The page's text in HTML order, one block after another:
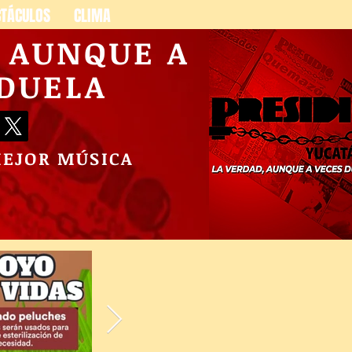
CLIMA
A
MÚSICA